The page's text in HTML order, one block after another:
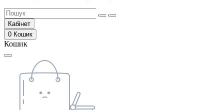
Кабінет
0 Кошик
Кошик